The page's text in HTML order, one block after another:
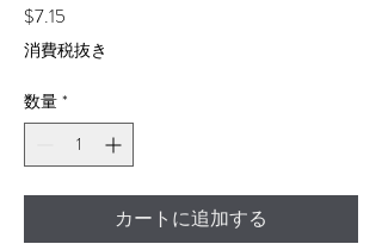
$7.15
格
消費税抜き
数量 *
カートに追加する